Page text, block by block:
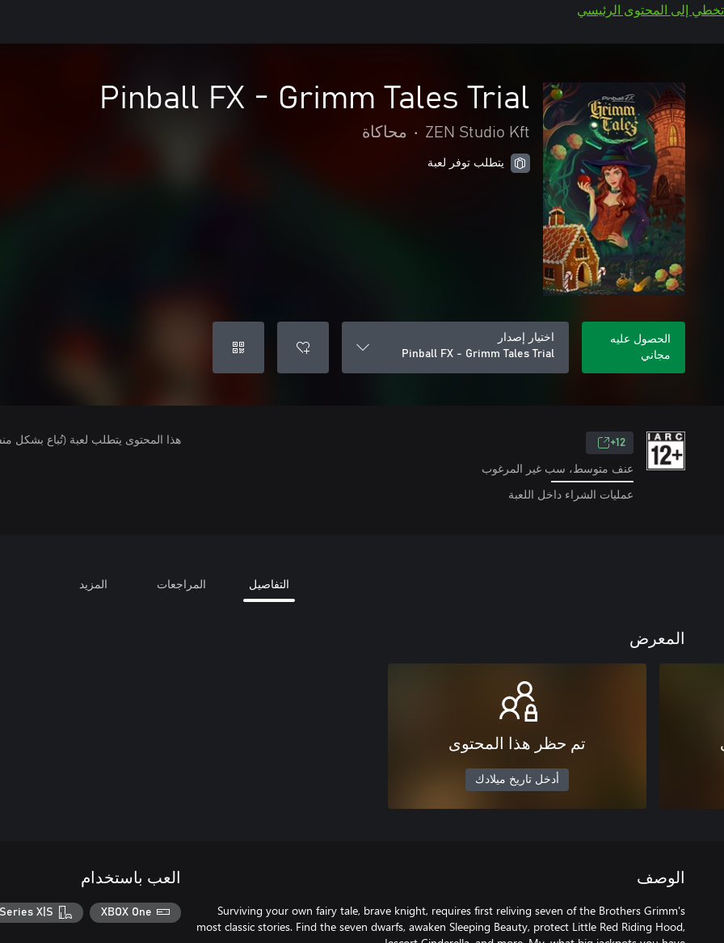
تخطي إلى المحتوى الرئيسي
Pinball FX - Grimm Tales Trial
ZEN Studio Kft
• محاكاة
يتطلب توفر لعبة
الحصول عليه
مجاني
اختيار إصدار
Pinball FX - Grimm Tales Trial
12+
عنف متوسط، سب غير المرغوب
عمليات الشراء داخل اللعبة
هذا المحتوى يتطلب لعبة (تُباع بشكل
التفاصيل المراجعات المزيد
المعرض
تم حظر هذا المحتوى
أدخل تاريخ ميلادك
الوصف
Surviving your own fairy tale, brave knight, requires first reliving seven of the Brothers Grimm's
most classic stories. Find the seven dwarfs, awaken Sleeping Beauty, protect Little Red Riding Hood,
العب باستخدام
XBOX One
X|S